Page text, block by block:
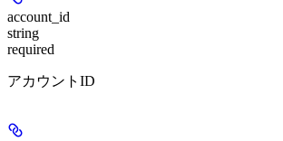
account_id
string
required
アカウントID